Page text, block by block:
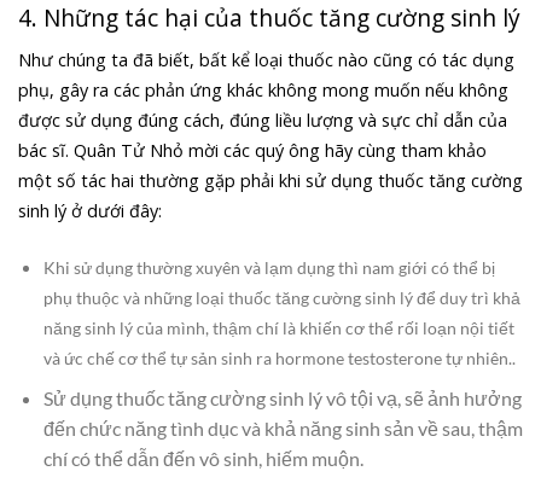
4. Những tác hại của thuốc tăng cường sinh lý
Như chúng ta đã biết, bất kể loại thuốc nào cũng có tác dụng
phụ, gây ra các phản ứng khác không mong muốn nếu không
được sử dụng đúng cách, đúng liều lượng và sực chỉ dẫn của
bác sĩ. Quân Tử Nhỏ mời các quý ông hãy cùng tham khảo
một số tác hai thường gặp phải khi sử dụng thuốc tăng cường
sinh lý ở dưới đây:
Khi sử dụng thường xuyên và lạm dụng thì nam giới có thể bị
phụ thuộc và những loại thuốc tăng cường sinh lý để duy trì khả
năng sinh lý của mình, thậm chí là khiến cơ thể rối loạn nội tiết
và ức chế cơ thể tự sản sinh ra hormone testosterone tự nhiên..
Sử dụng thuốc tăng cường sinh lý vô tội vạ, sẽ ảnh hưởng
đến chức năng tình dục và khả năng sinh sản về sau, thậm
chí có thể dẫn đến vô sinh, hiếm muộn.